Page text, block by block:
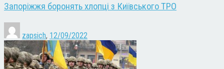
Запоріжжя боронять хлопці з Київського ТРО
zapsich, 12/09/2022